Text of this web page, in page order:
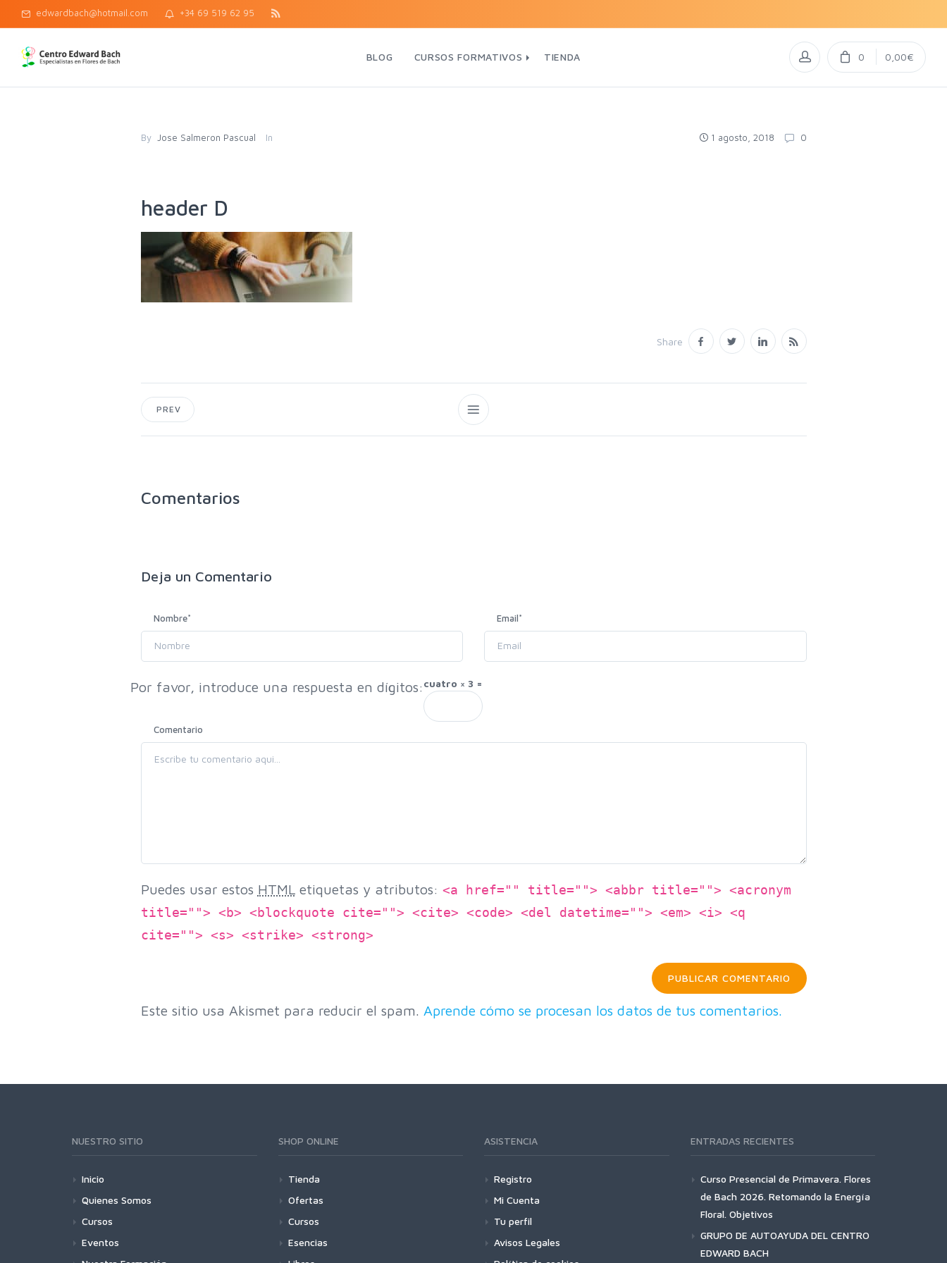
edwardbach@hotmail.com +34 69 519 62 95
BLOG CURSOS FORMATIVOS TIENDA 0 0,00€
By Jose Salmeron Pascual In 1 agosto, 2018 0
header D
Share
PREV
Comentarios
Deja un Comentario
Nombre* Email*
Por favor, introduce una respuesta en dígitos: cuatro × 3 =
Comentario
Puedes usar estos HTMLetiquetas y atributos: <a href="" title=""> <abbr title=""> <acronym
title=""> <b> <blockquote cite=""> <cite> <code> <del datetime=""> <em> <i> <q
cite=""> <s> <strike> <strong>
Este sitio usa Akismet para reducir el spam. Aprende cómo se procesan los datos de tus comentarios.
NUESTRO SITIO
Inicio
Quienes Somos
Cursos
Eventos
SHOP ONLINE
Tienda
Ofertas
Cursos
Esencias
ASISTENCIA
Registro
Mi Cuenta
Tu perfil
Avisos Legales
ENTRADAS RECIENTES
Curso Presencial de Primavera. Flores
de Bach 2026. Retomando la Energía
Floral. Objetivos
GRUPO DE AUTOAYUDA DEL CENTRO
EDWARD BACH